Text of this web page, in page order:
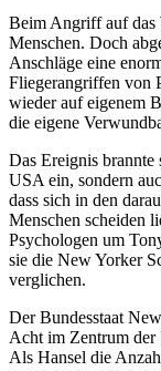
Beim Angriff auf das
Menschen. Doch
Anschläge eine
Fliegerangriffen von
wieder auf eigenem
die eigene
Das Ereignis
USA ein, sondern
dass sich in den
Menschen scheiden
Psychologen um
sie die New Yorker
verglichen.
Der Bundesstaat
Acht im Zentrum der
Als Hansel die